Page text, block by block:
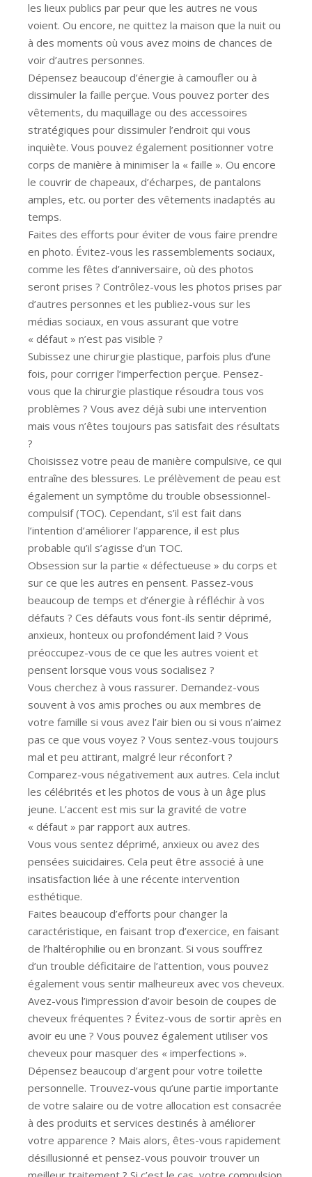
les lieux publics par peur que les autres ne vous
voient. Ou encore, ne quittez la maison que la nuit ou
à des moments où vous avez moins de chances de
voir d’autres personnes.
Dépensez beaucoup d’énergie à camoufler ou à
dissimuler la faille perçue. Vous pouvez porter des
vêtements, du maquillage ou des accessoires
stratégiques pour dissimuler l’endroit qui vous
inquiète. Vous pouvez également positionner votre
corps de manière à minimiser la « faille ». Ou encore
le couvrir de chapeaux, d’écharpes, de pantalons
amples, etc. ou porter des vêtements inadaptés au
temps.
Faites des efforts pour éviter de vous faire prendre
en photo. Évitez-vous les rassemblements sociaux,
comme les fêtes d’anniversaire, où des photos
seront prises ? Contrôlez-vous les photos prises par
d’autres personnes et les publiez-vous sur les
médias sociaux, en vous assurant que votre
« défaut » n’est pas visible ?
Subissez une chirurgie plastique, parfois plus d’une
fois, pour corriger l’imperfection perçue. Pensez-
vous que la chirurgie plastique résoudra tous vos
problèmes ? Vous avez déjà subi une intervention
mais vous n’êtes toujours pas satisfait des résultats
?
Choisissez votre peau de manière compulsive, ce qui
entraîne des blessures. Le prélèvement de peau est
également un symptôme du trouble obsessionnel-
compulsif (TOC). Cependant, s’il est fait dans
l’intention d’améliorer l’apparence, il est plus
probable qu’il s’agisse d’un TOC.
Obsession sur la partie « défectueuse » du corps et
sur ce que les autres en pensent. Passez-vous
beaucoup de temps et d’énergie à réfléchir à vos
défauts ? Ces défauts vous font-ils sentir déprimé,
anxieux, honteux ou profondément laid ? Vous
préoccupez-vous de ce que les autres voient et
pensent lorsque vous vous socialisez ?
Vous cherchez à vous rassurer. Demandez-vous
souvent à vos amis proches ou aux membres de
votre famille si vous avez l’air bien ou si vous n’aimez
pas ce que vous voyez ? Vous sentez-vous toujours
mal et peu attirant, malgré leur réconfort ?
Comparez-vous négativement aux autres. Cela inclut
les célébrités et les photos de vous à un âge plus
jeune. L’accent est mis sur la gravité de votre
« défaut » par rapport aux autres.
Vous vous sentez déprimé, anxieux ou avez des
pensées suicidaires. Cela peut être associé à une
insatisfaction liée à une récente intervention
esthétique.
Faites beaucoup d’efforts pour changer la
caractéristique, en faisant trop d’exercice, en faisant
de l’haltérophilie ou en bronzant. Si vous souffrez
d’un trouble déficitaire de l’attention, vous pouvez
également vous sentir malheureux avec vos cheveux.
Avez-vous l’impression d’avoir besoin de coupes de
cheveux fréquentes ? Évitez-vous de sortir après en
avoir eu une ? Vous pouvez également utiliser vos
cheveux pour masquer des « imperfections ».
Dépensez beaucoup d’argent pour votre toilette
personnelle. Trouvez-vous qu’une partie importante
de votre salaire ou de votre allocation est consacrée
à des produits et services destinés à améliorer
votre apparence ? Mais alors, êtes-vous rapidement
désillusionné et pensez-vous pouvoir trouver un